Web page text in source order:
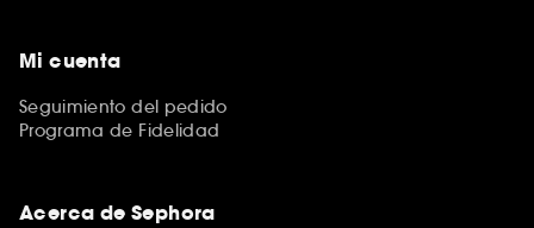
Mi cuenta
Seguimiento del pedido
Programa de Fidelidad
Acerca de Sephora